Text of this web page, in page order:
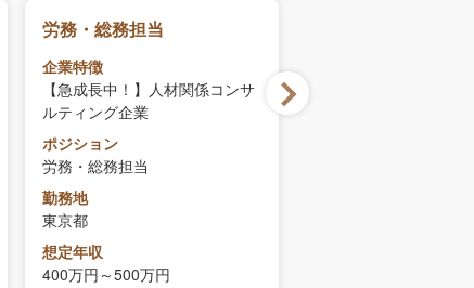
労務・総務担当
企業特徴
【急成長中！】人材関係コンサ
ルティング企業
ポジション
労務・総務担当
勤務地
東京都
想定年収
400万円～500万円